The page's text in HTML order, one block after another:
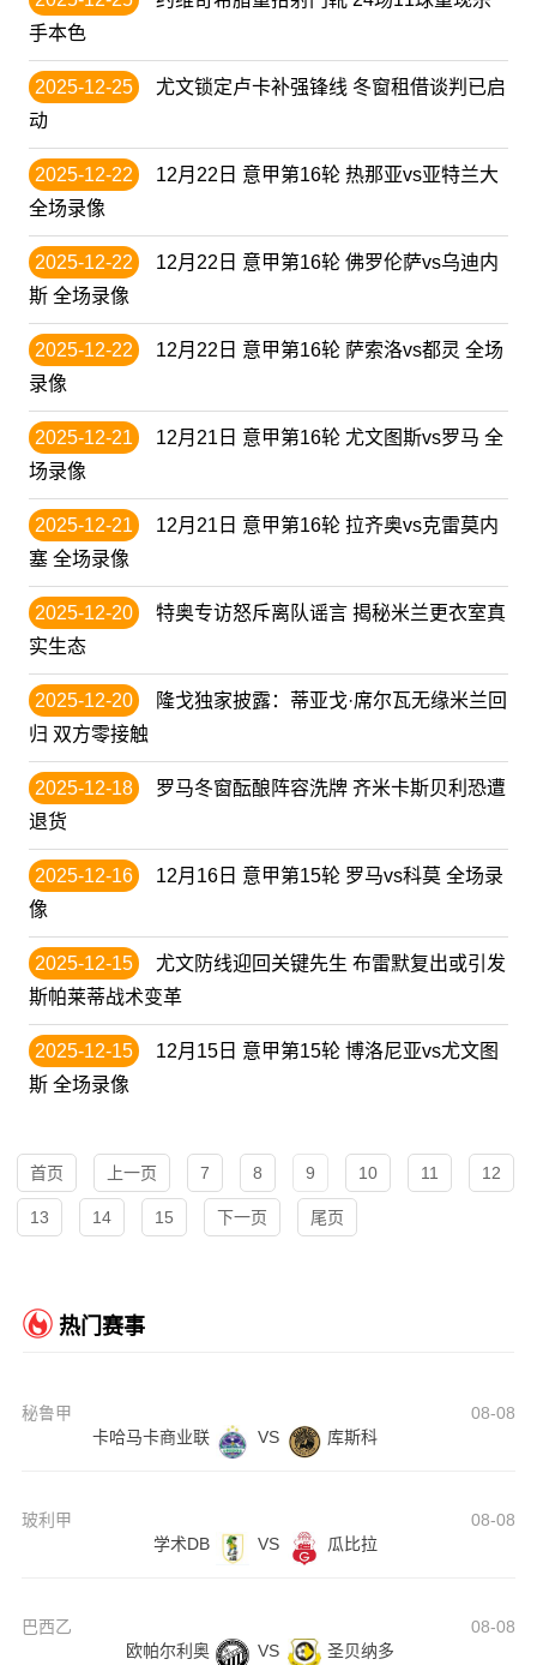
手本色
2025-12-25
尤文锁定卢卡补强锋线 冬窗租借谈判已启
动
2025-12-22
12月22日 意甲第16轮 热那亚vs亚特兰大
全场录像
2025-12-22
12月22日 意甲第16轮 佛罗伦萨vs乌迪内
斯 全场录像
2025-12-22
12月22日 意甲第16轮 萨索洛vs都灵 全场
录像
2025-12-21
12月21日 意甲第16轮 尤文图斯vs罗马 全
场录像
2025-12-21
12月21日 意甲第16轮 拉齐奥vs克雷莫内
塞 全场录像
2025-12-20
特奥专访怒斥离队谣言 揭秘米兰更衣室真
实生态
2025-12-20
隆戈独家披露：蒂亚戈·席尔瓦无缘米兰回
归 双方零接触
2025-12-18
罗马冬窗酝酿阵容洗牌 齐米卡斯贝利恐遭
退货
2025-12-16
12月16日 意甲第15轮 罗马vs科莫 全场录
像
2025-12-15
尤文防线迎回关键先生 布雷默复出或引发
斯帕莱蒂战术变革
2025-12-15
12月15日 意甲第15轮 博洛尼亚vs尤文图
斯 全场录像
首页 上一页 7 8 9 10 11 12
13 14 15 下一页 尾页
热门赛事
秘鲁甲
08-08
卡哈马卡商业联
VS 库斯科
玻利甲
08-08
学术DB
VS 瓜比拉
巴西乙
08-08
欧帕尔利奥
VS 圣贝纳多